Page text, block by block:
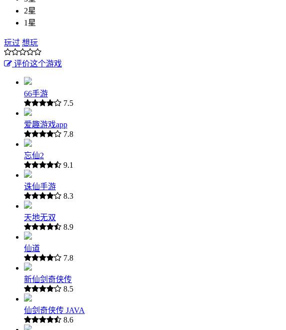
2星
1星
玩过 想玩
评价这个游戏
66手游
7.5
爱趣游戏app
7.8
忘仙2
9.1
诛仙手游
8.3
天地无双
8.9
仙道
7.8
新仙剑奇侠传
8.5
仙剑奇侠传 JAVA
8.6